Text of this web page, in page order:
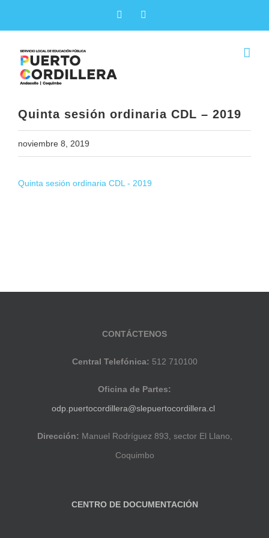
Facebook
Quinta sesión ordinaria CDL – 2019
noviembre 8, 2019
Quinta sesión ordinaria CDL - 2019
CONTÁCTENOS
Central Telefónica: 512 710100
Oficina de Partes:
odp.puertocordillera@slepuertocordillera.cl
Dirección: Manuel Rodríguez 893, sector El Llano,
Coquimbo
CENTRO DE DOCUMENTACIÓN